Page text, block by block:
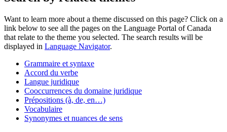
Want to learn more about a theme discussed on this page? Click on a
link below to see all the pages on the Language Portal of Canada
that relate to the theme you selected. The search results will be
displayed in Language Navigator.
Grammaire et syntaxe
Accord du verbe
Langue juridique
Cooccurrences du domaine juridique
Prépositions (à, de, en…)
Vocabulaire
Synonymes et nuances de sens